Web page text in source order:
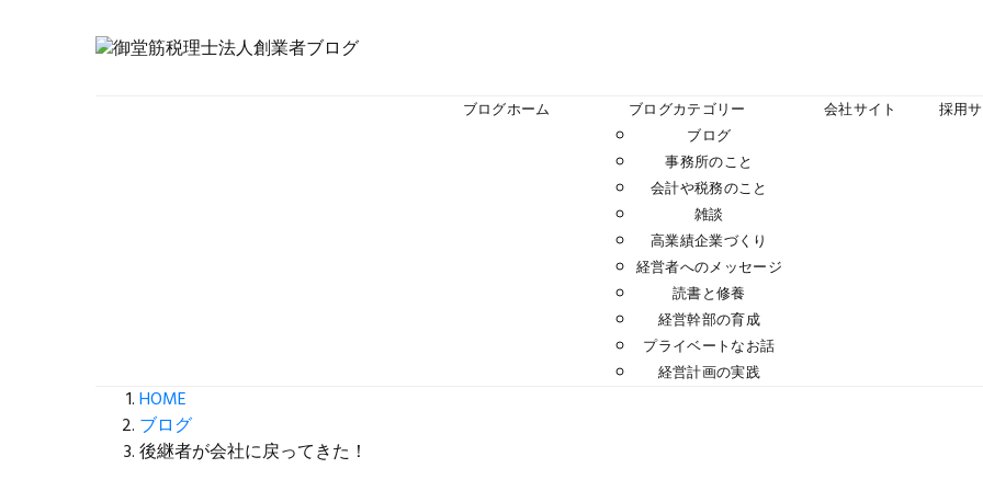
ブログホーム
ブログカテゴリー
ブログ
事務所のこと
会計や税務のこと
雑談
高業績企業づくり
経営者へのメッセージ
読書と修養
経営幹部の育成
プライベートなお話
経営計画の実践
会社サイト 採用
HOME
ブログ
後継者が会社に戻ってきた！